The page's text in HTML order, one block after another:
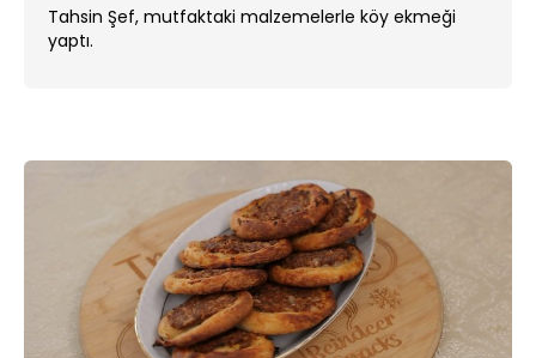
Tahsin Şef, mutfaktaki malzemelerle köy ekmeği
yaptı.